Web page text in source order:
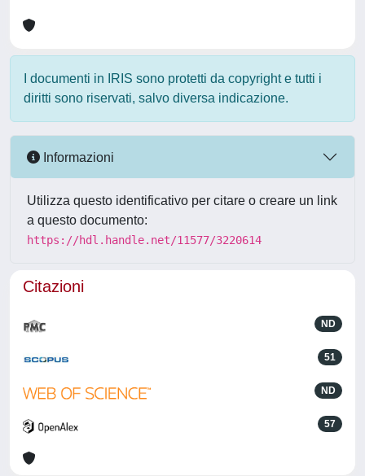
I documenti in IRIS sono protetti da copyright e tutti i
diritti sono riservati, salvo diversa indicazione.
Informazioni
Utilizza questo identificativo per citare o creare un link
a questo documento:
https://hdl.handle.net/11577/3220614
Citazioni
ND
51
ND
57